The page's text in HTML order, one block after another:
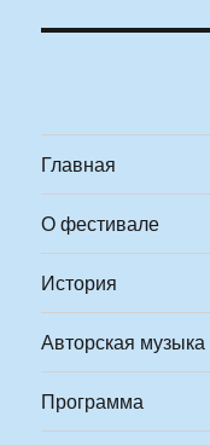
Главная
О фестивале
История
Авторская музыка
Программа